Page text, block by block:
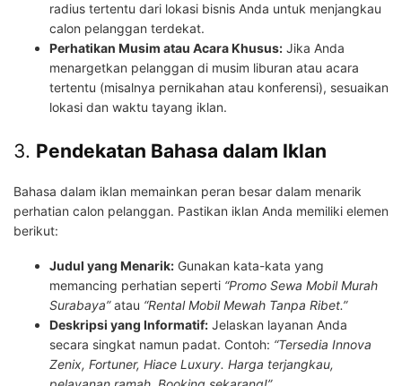
radius tertentu dari lokasi bisnis Anda untuk menjangkau
calon pelanggan terdekat.
Perhatikan Musim atau Acara Khusus: Jika Anda
menargetkan pelanggan di musim liburan atau acara
tertentu (misalnya pernikahan atau konferensi), sesuaikan
lokasi dan waktu tayang iklan.
3. Pendekatan Bahasa dalam Iklan
Bahasa dalam iklan memainkan peran besar dalam menarik
perhatian calon pelanggan. Pastikan iklan Anda memiliki elemen
berikut:
Judul yang Menarik: Gunakan kata-kata yang
memancing perhatian seperti “Promo Sewa Mobil Murah
Surabaya”atau “Rental Mobil Mewah Tanpa Ribet.”
Deskripsi yang Informatif: Jelaskan layanan Anda
secara singkat namun padat. Contoh: “Tersedia Innova
Zenix, Fortuner, Hiace Luxury. Harga terjangkau,